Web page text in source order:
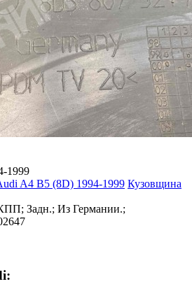
1999
A4 B5 (8D) 1994-1999 Кузовщина
Задн.; Из Германии.;